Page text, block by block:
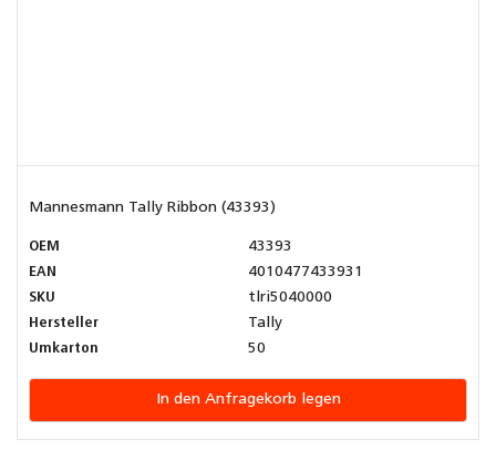
Mannesmann Tally Ribbon (43393)
OEM
43393
EAN
4010477433931
SKU
tlri5040000
Hersteller
Tally
Umkarton
50
In den Anfragekorb legen